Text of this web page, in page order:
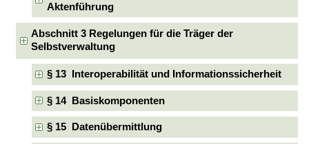
Aktenführung
Abschnitt 3 Regelungen für die Träger der
Selbstverwaltung
§ 13 Interoperabilität und Informationssicherheit
§ 14 Basiskomponenten
§ 15 Datenübermittlung